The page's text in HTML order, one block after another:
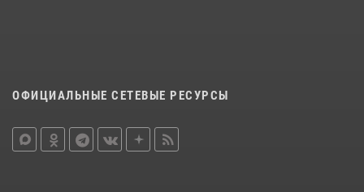
ОФИЦИАЛЬНЫЕ СЕТЕВЫЕ РЕСУРСЫ